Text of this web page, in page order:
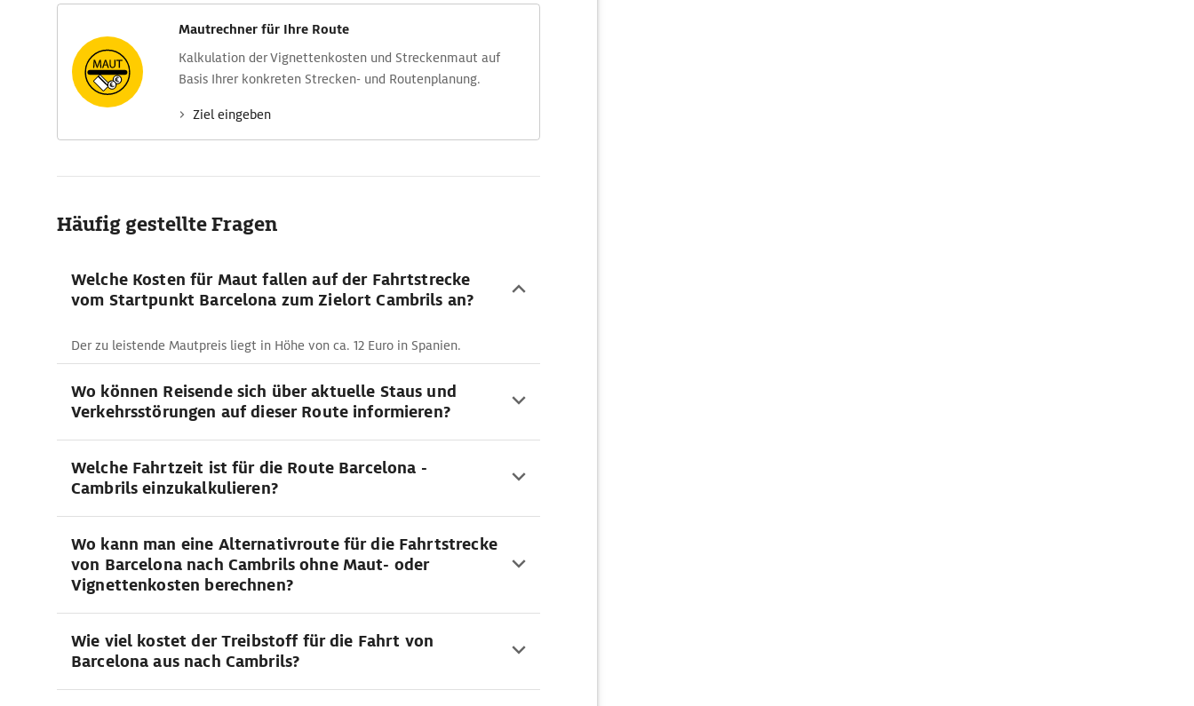
Mautrechner für Ihre Route
Kalkulation der Vignettenkosten und Streckenmaut auf
Basis Ihrer konkreten Strecken- und Routenplanung.
Ziel eingeben
Häufig gestellte Fragen
Welche Kosten für Maut fallen auf der Fahrtstrecke
vom Startpunkt Barcelona zum Zielort Cambrils an?
Der zu leistende Mautpreis liegt in Höhe von ca. 12 Euro in Spanien.
Wo können Reisende sich über aktuelle Staus und
Verkehrsstörungen auf dieser Route informieren?
Welche Fahrtzeit ist für die Route Barcelona -
Cambrils einzukalkulieren?
Wo kann man eine Alternativroute für die Fahrtstrecke
von Barcelona nach Cambrils ohne Maut- oder
Vignettenkosten berechnen?
Wie viel kostet der Treibstoff für die Fahrt von
Barcelona aus nach Cambrils?